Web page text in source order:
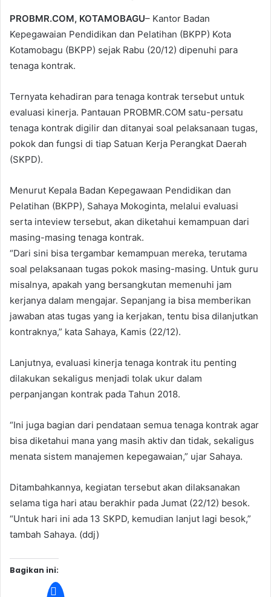
PROBMR.COM, KOTAMOBAGU– Kantor Badan
Kepegawaian Pendidikan dan Pelatihan (BKPP) Kota
Kotamobagu (BKPP) sejak Rabu (20/12) dipenuhi para
tenaga kontrak.
Ternyata kehadiran para tenaga kontrak tersebut untuk
evaluasi kinerja. Pantauan PROBMR.COM satu-persatu
tenaga kontrak digilir dan ditanyai soal pelaksanaan tugas,
pokok dan fungsi di tiap Satuan Kerja Perangkat Daerah
(SKPD).
Menurut Kepala Badan Kepegawaan Pendidikan dan
Pelatihan (BKPP), Sahaya Mokoginta, melalui evaluasi
serta inteview tersebut, akan diketahui kemampuan dari
masing-masing tenaga kontrak.
“Dari sini bisa tergambar kemampuan mereka, terutama
soal pelaksanaan tugas pokok masing-masing. Untuk guru
misalnya, apakah yang bersangkutan memenuhi jam
kerjanya dalam mengajar. Sepanjang ia bisa memberikan
jawaban atas tugas yang ia kerjakan, tentu bisa dilanjutkan
kontraknya,” kata Sahaya, Kamis (22/12).
Lanjutnya, evaluasi kinerja tenaga kontrak itu penting
dilakukan sekaligus menjadi tolak ukur dalam
perpanjangan kontrak pada Tahun 2018.
“Ini juga bagian dari pendataan semua tenaga kontrak agar
bisa diketahui mana yang masih aktiv dan tidak, sekaligus
menata sistem manajemen kepegawaian,” ujar Sahaya.
Ditambahkannya, kegiatan tersebut akan dilaksanakan
selama tiga hari atau berakhir pada Jumat (22/12) besok.
“Untuk hari ini ada 13 SKPD, kemudian lanjut lagi besok,”
tambah Sahaya. (ddj)
Bagikan ini: